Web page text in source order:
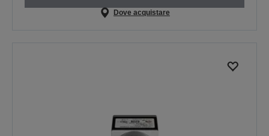
Dove acquistare